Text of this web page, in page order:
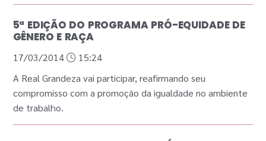
5ª EDIÇÃO DO PROGRAMA PRÓ-EQUIDADE DE
GÊNERO E RAÇA
17/03/2014
15:24
A Real Grandeza vai participar, reafirmando seu
compromisso com a promoção da igualdade no ambiente
de trabalho.